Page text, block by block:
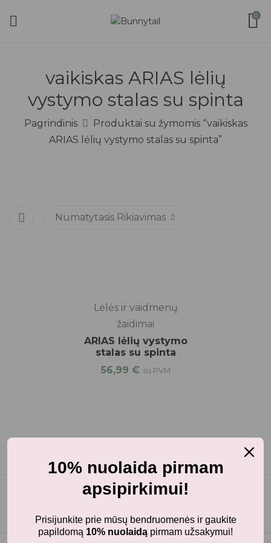
0
vaikiskas ARIAS lėlių
vystymo stalas su spinta
Pagrindinis
Produktai su žymomis “vaikiskas
ARIAS lėlių vystymo stalas su spinta”
Numatytasis Rikiavimas
Lėlės ir vaidmenų
žaidimai
ARIAS lėlių vystymo
stalas su spinta
56,99 € su PVM
10% nuolaida pirmam
apsipirkimui!
Prisijunkite prie mūsų bendruomenės ir gaukite
papildomą 10% nuolaidą pirmam užsakymui!